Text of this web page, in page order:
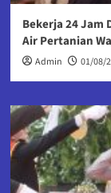
Bekerja 24 Jam
Air Pertanian
Admin 01/08/